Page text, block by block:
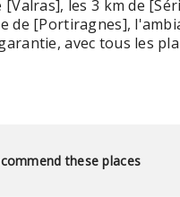
[Valras], les 3 km de
de [Portiragnes],
avec tous les
baignade, jeux de
diverses.
these places